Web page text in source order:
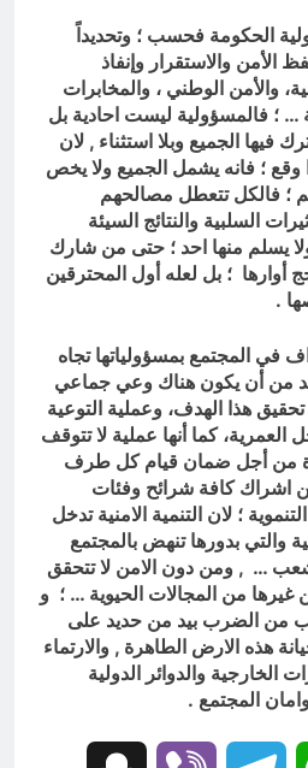
الحكومة فحسب ؛ وتحديداً
الأمن والاستقرار وإنفاذ
والأمن الوطني ، والمخابرات
… ؛ فالمسؤولية ليست احادية بل
الجميع وبلا استثناء , لان
وقع ؛ فانه يشمل الجميع ولا يخص
؛ فالكل تتعطل مصالحهم
السلبية والنتائج السيئة
يسلم منها احد ؛ حتى من شارك
أوارها ؛ بل لعله أول المحترقين
.
في المجتمع بمسؤولياتها تجاه
من أن يكون هناك وعي جماعي
هذا الهدف، وعملية التوعية
كما أنها عملية لا تتوقف
من أجل ضمان قيام كل طرف
اشراك كافة شرائح وفئات
؛ لان التنمية الامنية تدخل
والتي بدورها تنهض بالمجتمع
… , ومن دون الامن لا تتحقق
غيرها من المجالات الحيوية … ؛ و
من الضرب بيد من حديد على
هذه الارض الطاهرة , والارتماء
الخارجية والدوائر الدولية
المجتمع .